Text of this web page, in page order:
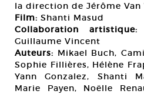
la direction de Jérôme Van
Film: Shanti Masud
Collaboration artistique:
Guillaume Vincent
Auteurs: Mikael Buch,
Sophie Fillières, Hélène
Yann Gonzalez, Shanti
Marie Payen, Noëlle